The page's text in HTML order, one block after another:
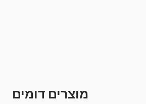
מוצרים דומים